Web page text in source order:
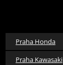
Praha Honda
Praha Kawasaki